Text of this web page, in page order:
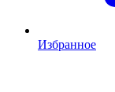
Избранное